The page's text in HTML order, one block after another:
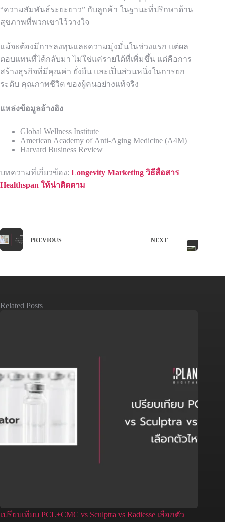
“ความสัมพันธ์ระยะยาว” กับลูกค้า ในฐานะที่ปรึกษาด้าน
สุขภาพที่พวกเขาไว้วางใจ
แม้จะต้องมีการลงทุนและความมุ่งมั่นในช่วงแรก แต่ผล
ตอบแทนที่ได้กลับมา ไม่ใช่แค่รายได้ที่เพิ่มขึ้น แต่คือการ
สร้างธุรกิจที่มีคุณค่า ยั่งยืน และเป็นส่วนหนึ่งในการยก
ระดับ คุณภาพชีวิต ของผู้คนอย่างแท้จริง
แหล่งข้อมูลอ้างอิง
Global Wellness Institute
American Academy of Anti-Aging Medicine (A4M)
Harvard Business Review
บทความที่เกี่ยวข้อง: Longevity Marketing วิธีสื่อสาร
Healthspan ให้น่าติดตาม
PREVIOUS NEXT
Related Posts
เปรียบเทียบ PCL+CMC vs Sculptra vs Radiesse เลือกตัว